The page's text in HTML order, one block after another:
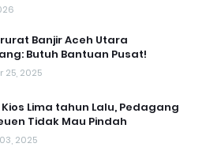
Banjir Aceh Utara
Butuh Bantuan Pusat!
25, 2025
Lima tahun Lalu, Pedagang
Tidak Mau Pindah
2025